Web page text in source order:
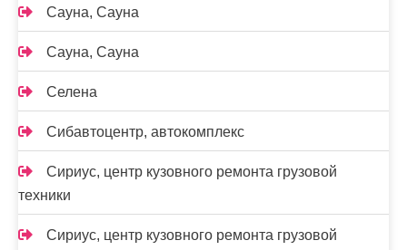
Сауна, Сауна
Сауна, Сауна
Селена
Сибавтоцентр, автокомплекс
Сириус, центр кузовного ремонта грузовой
техники
Сириус, центр кузовного ремонта грузовой